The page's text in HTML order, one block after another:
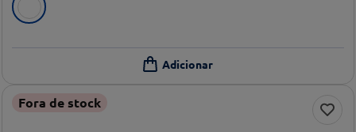
Fora de stock